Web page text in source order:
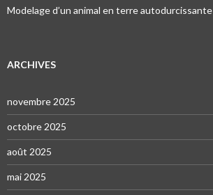
Modelage d’un animal en terre autodurcissante
ARCHIVES
novembre 2025
octobre 2025
août 2025
mai 2025